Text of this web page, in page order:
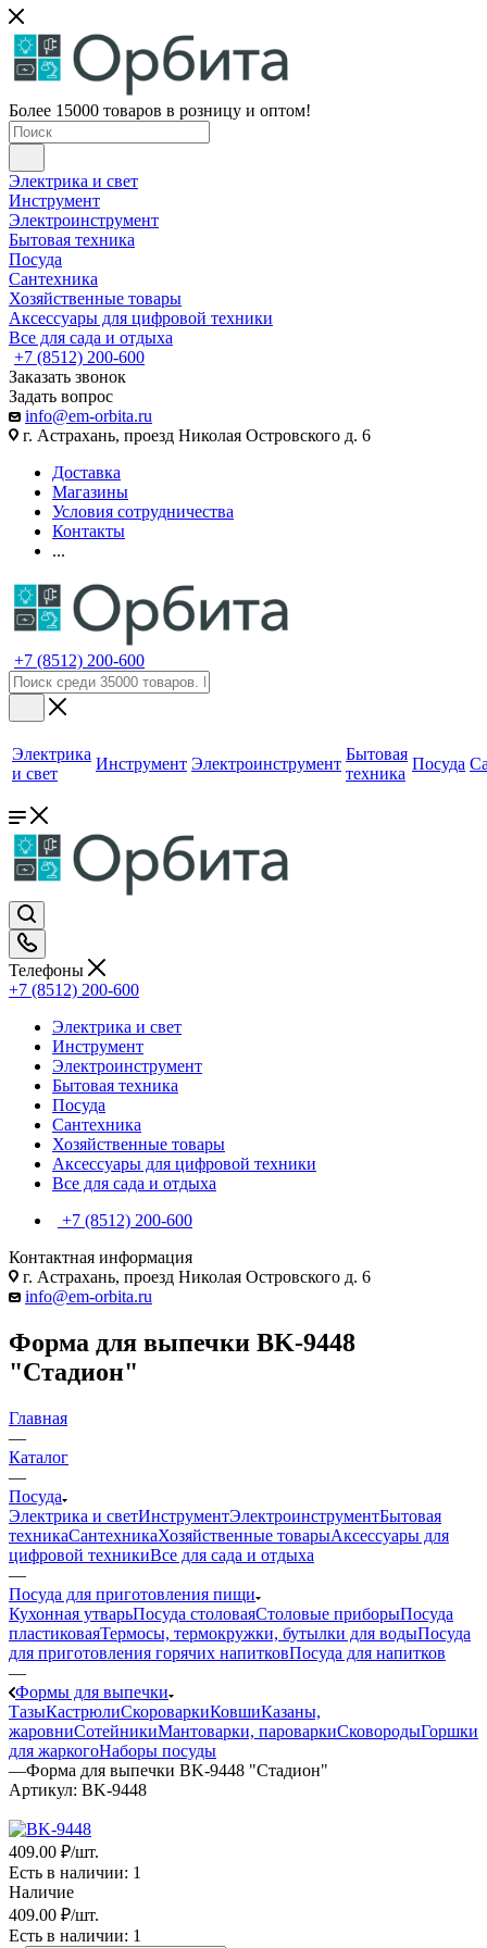
Более 15000 товаров в розницу и оптом!
Электрика и свет
Инструмент
Электроинструмент
Бытовая техника
Посуда
Сантехника
Хозяйственные товары
Аксессуары для цифровой техники
Все для сада и отдыха
+7 (8512) 200-600
Заказать звонок
Задать вопрос
info@em-orbita.ru
г. Астрахань, проезд Николая Островского д. 6
Доставка
Магазины
Условия сотрудничества
Контакты
...
+7 (8512) 200-600
Электрика
и свет
Инструмент Электроинструмент
Бытовая
техника
Посуда
Телефоны
+7 (8512) 200-600
Электрика и свет
Инструмент
Электроинструмент
Бытовая техника
Посуда
Сантехника
Хозяйственные товары
Аксессуары для цифровой техники
Все для сада и отдыха
+7 (8512) 200-600
Контактная информация
г. Астрахань, проезд Николая Островского д. 6
info@em-orbita.ru
Форма для выпечки BK-9448
"Стадион"
Главная
—
Каталог
—
Посуда
Электрика и светИнструментЭлектроинструментБытовая
техникаСантехникаХозяйственные товарыАксессуары для
цифровой техникиВсе для сада и отдыха
—
Посуда для приготовления пищи
Кухонная утварьПосуда столоваяСтоловые приборыПосуда
пластиковаяТермосы, термокружки, бутылки для водыПосуда
для приготовления горячих напитковПосуда для напитков
—
Формы для выпечки
ТазыКастрюлиСкороваркиКовшиКазаны,
жаровниСотейникиМантоварки, пароваркиСковородыГоршки
для жаркогоНаборы посуды
—Форма для выпечки BK-9448 "Стадион"
Артикул: BK-9448
409.00 ₽/шт.
Есть в наличии: 1
Наличие
409.00 ₽/шт.
Есть в наличии: 1